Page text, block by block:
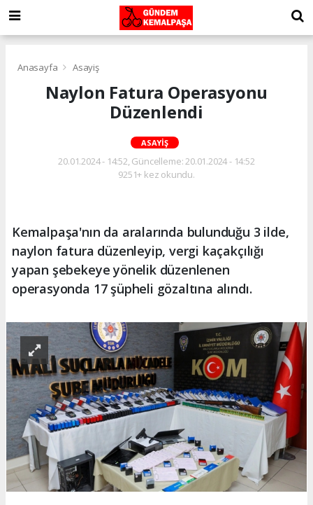
Anasayfa Asayiş
Naylon Fatura Operasyonu
Düzenlendi
ASAYIŞ
20.01.2024 - 14:52, Güncelleme: 20.01.2024 - 14:52
9251+ kez okundu.
Kemalpaşa'nın da aralarında bulunduğu 3 ilde,
naylon fatura düzenleyip, vergi kaçakçılığı
yapan şebekeye yönelik düzenlenen
operasyonda 17 şüpheli gözaltına alındı.